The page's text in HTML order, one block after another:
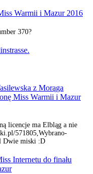
Warmii i Mazur 2016
370?
z Morąga
Miss Warmii i Mazur
licencje ma Elbląg a nie
571805,Wybrano-
Dwie miski :D
Internetu do finału